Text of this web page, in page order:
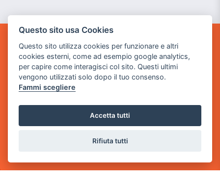
GAME WARP
BY POWER GAME SRL
Sede Legale
via Villaggio dei Platani, 3
via Industriale, 2 - 25082 Botticino, BS
Partita iva 03308130982
CONTATTI
Questo sito usa Cookies
Questo sito utilizza cookies per funzionare e altri
cookies esterni, come ad esempio google analytics,
per capire come interagisci col sito. Questi ultimi
vengono utilizzati solo dopo il tuo consenso.
Fammi scegliere
Accetta tutti
Rifiuta tutti